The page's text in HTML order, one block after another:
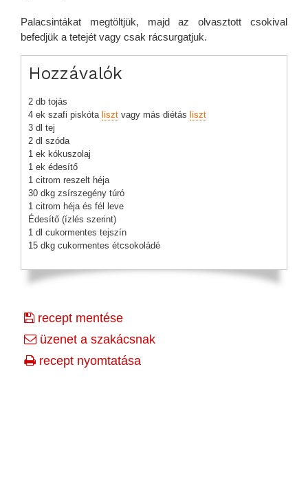
Palacsintákat megtöltjük, majd az olvasztott csokival
befedjük a tetejét vagy csak rácsurgatjuk.
Hozzávalók
2 db tojás
4 ek szafi piskóta liszt vagy más diétás liszt
3 dl tej
2 dl szóda
1 ek kókuszolaj
1 ek édesítő
1 citrom reszelt héja
30 dkg zsírszegény túró
1 citrom héja és fél leve
Édesítő (ízlés szerint)
1 dl cukormentes tejszín
15 dkg cukormentes étcsokoládé
recept mentése
üzenet a szakácsnak
recept nyomtatása